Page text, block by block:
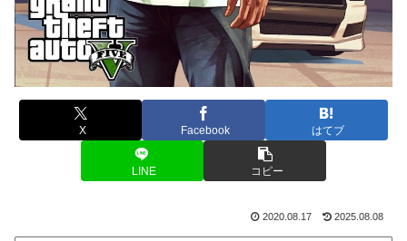
X Facebook はてブ
LINE コピー
2020.08.17 2025.08.08